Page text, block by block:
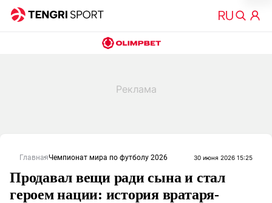
ГлавнаяЧемпионат мира по футболу 2026 30 июня 2026 15:25
Продавал вещи ради сына и стал
героем нации: история вратаря-